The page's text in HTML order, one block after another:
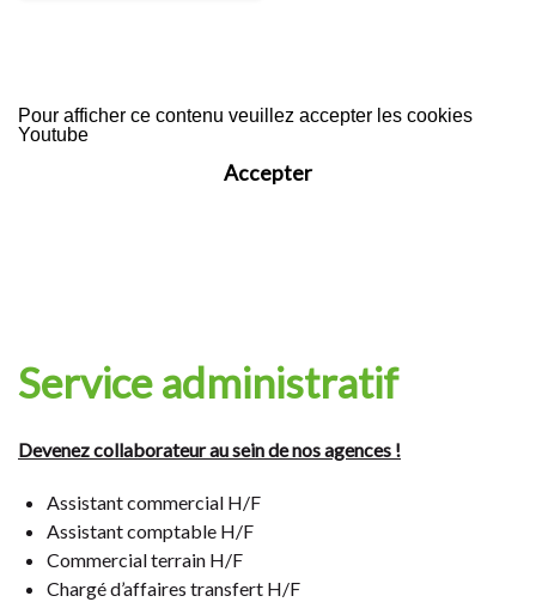
Pour afficher ce contenu veuillez accepter les cookies
Youtube
Accepter
Service administratif
Devenez collaborateur au sein de nos agences !
Assistant commercial H/F
Assistant comptable H/F
Commercial terrain H/F
Chargé d’affaires transfert H/F